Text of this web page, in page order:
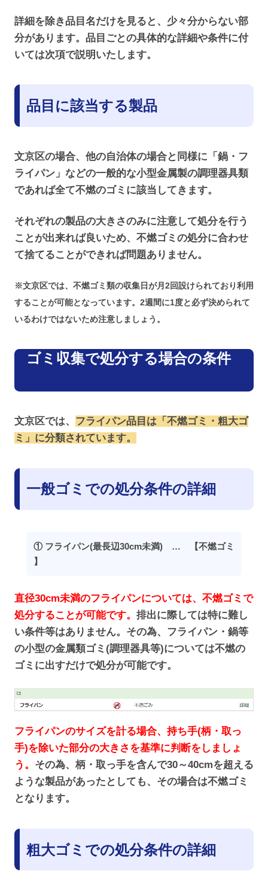
詳細を除き品目名だけを見ると、少々分からない部
分があります。品目ごとの具体的な詳細や条件に付
いては次項で説明いたします。
品目に該当する製品
文京区の場合、他の自治体の場合と同様に「鍋・フ
ライパン」などの一般的な小型金属製の調理器具類
であれば全て不燃のゴミに該当してきます。
それぞれの製品の大きさのみに注意して処分を行う
ことが出来れば良いため、不燃ゴミの処分に合わせ
て捨てることができれば問題ありません。
※文京区では、不燃ゴミ類の収集日が月2回設けられており利用
することが可能となっています。2週間に1度と必ず決められて
いるわけではないため注意しましょう。
ゴミ収集で処分する場合の条件
文京区では、 フライパン品目は「不燃ゴミ・粗大ゴ
ミ」に分類されています。
一般ゴミでの処分条件の詳細
① フライパン(最長辺30cm未満) … 【不燃ゴミ
】
直径30cm未満のフライパンについては、不燃ゴミで
処分することが可能です。 排出に際しては特に難し
い条件等はありません。その為、フライパン・鍋等
の小型の金属類ゴミ(調理器具等)については不燃の
ゴミに出すだけで処分が可能です。
フライパンのサイズを計る場合、持ち手(柄・取っ
手)を除いた部分の大きさを基準に判断をしましょ
う。 その為、柄・取っ手を含んで30～40cmを超える
ような製品があったとしても、その場合は不燃ゴミ
となります。
粗大ゴミでの処分条件の詳細